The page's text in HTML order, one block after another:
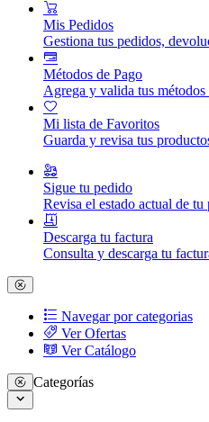
Mis Pedidos
Gestiona tus pedidos,
Métodos de Pago
Agrega y valida tus métodos
Mi lista de Favoritos
Guarda y revisa tus
Sigue tu pedido
Revisa el estado actual de tu
Descarga tu factura
Consulta y descarga tu
Navegar por categorias
Ver Ofertas
Ver Catálogo
Categorías